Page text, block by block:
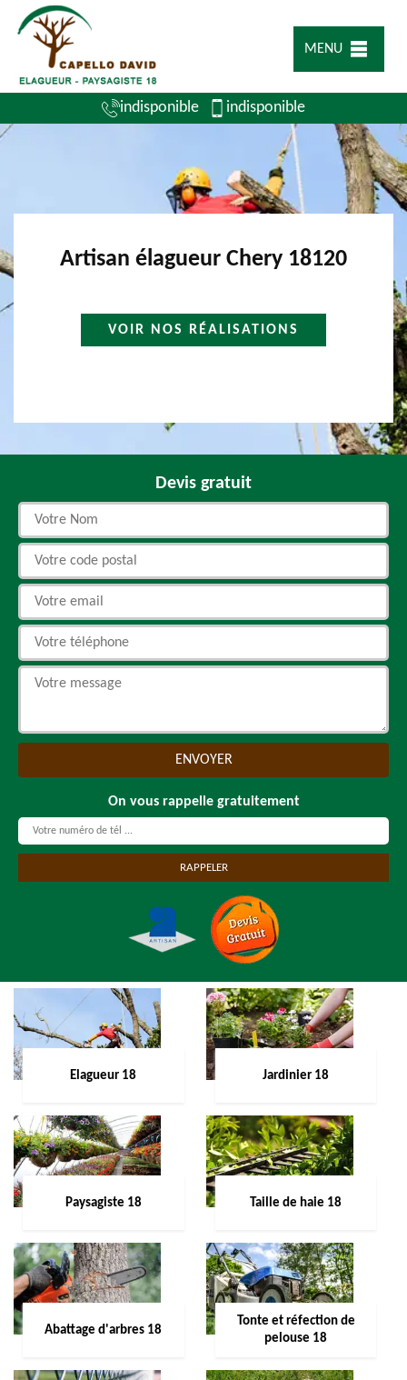
MENU
indisponible indisponible
Artisan élagueur Chery 18120
VOIR NOS RÉALISATIONS
Devis gratuit
On vous rappelle gratuitement
Elagueur 18 Jardinier 18
Paysagiste 18 Taille de haie 18
Abattage d'arbres 18
Tonte et réfection de
pelouse 18